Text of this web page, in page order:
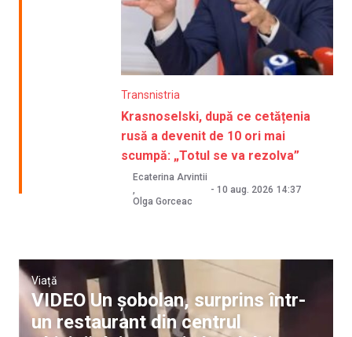
Transnistria
Krasnoselski, după ce cetățenia
rusă a devenit de 10 ori mai
scumpă: „Totul se va rezolva”
Ecaterina Arvintii
,
Olga Gorceac
- 10 aug. 2026 14:37
Viață
VIDEO Un șobolan, surprins într-
un restaurant din centrul